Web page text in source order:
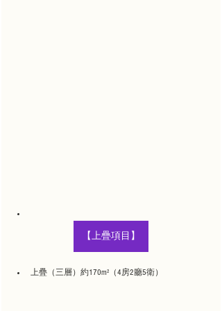
【上疊項目】
上疊（三層）約170m²（4房2廳5衛）